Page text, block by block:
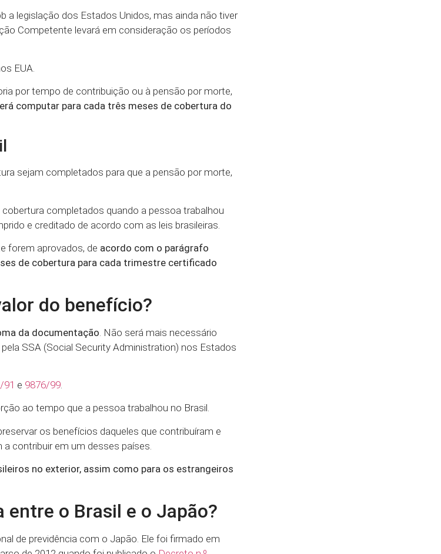
legislação dos Estados Unidos, mas ainda não tiver
Competente levará em consideração os períodos
EUA.
por tempo de contribuição ou à pensão por morte,
computar para cada três meses de cobertura do
sejam completados para que a pensão por morte,
completados quando a pessoa trabalhou
e creditado de acordo com as leis brasileiras.
forem aprovados, de acordo com o parágrafo
de cobertura para cada trimestre certificado
do benefício?
da documentação . Não será mais necessário
SSA (Social Security Administration) nos Estados
91 e 9876/99
ao tempo que a pessoa trabalhou no Brasil.
os benefícios daqueles que contribuíram e
contribuir em um desses países.
no exterior, assim como para os estrangeiros
o Brasil e o Japão?
de previdência com o Japão. Ele foi firmado em